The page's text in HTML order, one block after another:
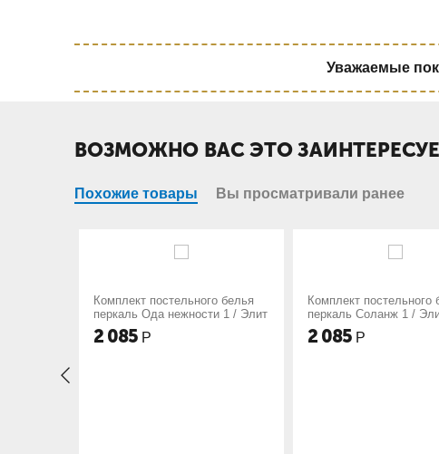
Уважаемые
ВОЗМОЖНО ВАС ЭТО
Похожие товары Вы просматривали ранее
белья
нежности 1 / Элит
Комплект постельного белья
перкаль Соланж 1 / Элит
Комплект
перкаль